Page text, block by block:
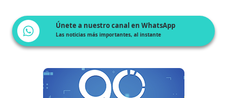
Únete a nuestro canal en WhatsApp
Las noticias más importantes, al instante